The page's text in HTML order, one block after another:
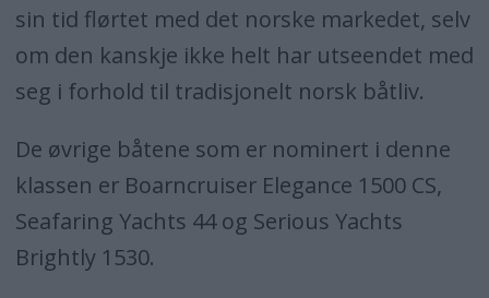
sin tid flørtet med det norske markedet, selv
om den kanskje ikke helt har utseendet med
seg i forhold til tradisjonelt norsk båtliv.
De øvrige båtene som er nominert i denne
klassen er Boarncruiser Elegance 1500 CS,
Seafaring Yachts 44 og Serious Yachts
Brightly 1530.